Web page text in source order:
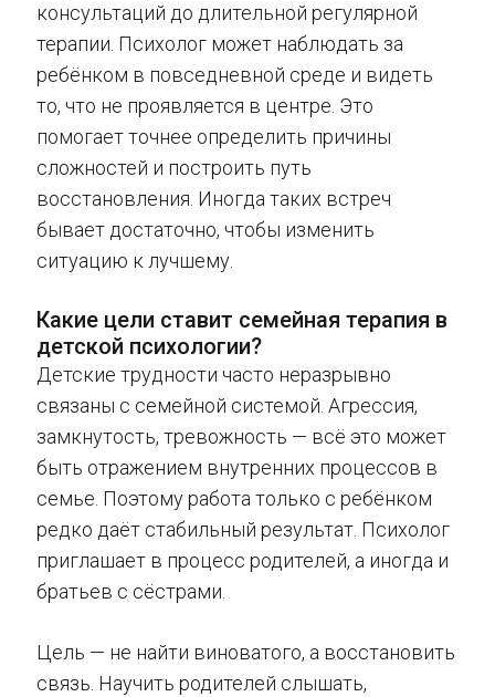
консультаций до длительной регулярной
терапии. Психолог может наблюдать за
ребёнком в повседневной среде и видеть
то, что не проявляется в центре. Это
помогает точнее определить причины
сложностей и построить путь
восстановления. Иногда таких встреч
бывает достаточно, чтобы изменить
ситуацию к лучшему.
Какие цели ставит семейная терапия в
детской психологии?
Детские трудности часто неразрывно
связаны с семейной системой. Агрессия,
замкнутость, тревожность — всё это может
быть отражением внутренних процессов в
семье. Поэтому работа только с ребёнком
редко даёт стабильный результат. Психолог
приглашает в процесс родителей, а иногда и
братьев с сёстрами.
Цель — не найти виноватого, а восстановить
связь. Научить родителей слышать,